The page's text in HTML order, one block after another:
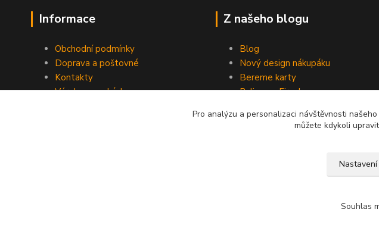
Informace
Obchodní podmínky
Doprava a poštovné
Kontakty
Výroba na zakázku
Z našeho blogu
Blog
Nový design nákupáku
Bereme karty
Palivo na Fireshow
Pro analýzu a personalizaci návštěvnosti
můžete kdykoli
Nastavení
Souhlas